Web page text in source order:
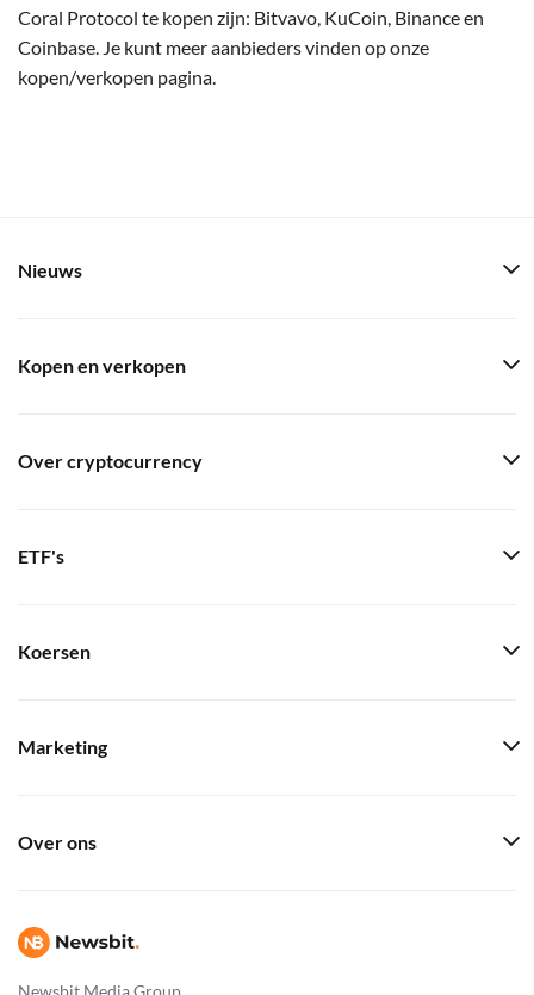
Coral Protocol te kopen zijn: Bitvavo, KuCoin, Binance en
Coinbase. Je kunt meer aanbieders vinden op onze
kopen/verkopen pagina.
Newsbit Media Group
Nieuws
Kopen en verkopen
Over cryptocurrency
ETF's
Koersen
Marketing
Over ons